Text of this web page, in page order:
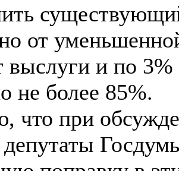
от
выслуги и по
не более 85%.
что при
депутаты